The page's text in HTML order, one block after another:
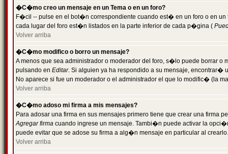
�C�mo creo un mensaje en un Tema o en un foro?
F�cil -- pulse en el bot�n correspondiente cuando est� en un foro o en
cada lugar del foro est�n listados en la parte inferior de cada p�gina (
Volver arriba
�C�mo modifico o borro un mensaje?
A menos que sea administrador o moderador del foro, s�lo puede borrar o
pulsando en Editar. Si alguien ya ha respondido a su mensaje, encontrar�
No aparece si fue un moderador o el administrador el que lo modific� (la
Volver arriba
�C�mo adoso mi firma a mis mensajes?
Para adosar una firma en sus mensajes primero tiene que crear una firma
Agregar firma cuando ingrese un mensaje. Tambi�n puede activar la
puede evitar que se adose su firma a alg�n mensaje en particular al crearlo.
Volver arriba